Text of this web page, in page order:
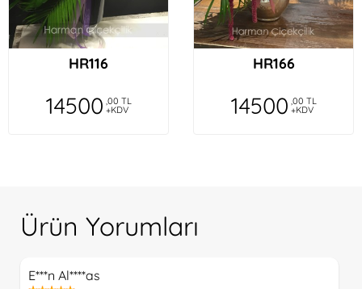
HR116
14500 ,00 TL
+KDV
HR166
14500 ,00 TL
+KDV
Ürün Yorumları
E***n Al****as